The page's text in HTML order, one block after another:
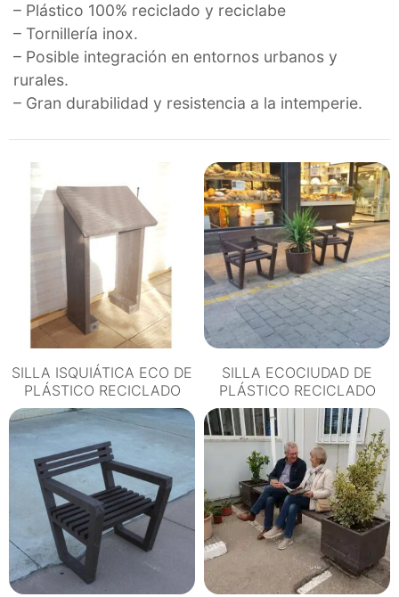
– Plástico 100% reciclado y reciclabe
– Tornillería inox.
– Posible integración en entornos urbanos y
rurales.
– Gran durabilidad y resistencia a la intemperie.
SILLA ISQUIÁTICA ECO DE
PLÁSTICO RECICLADO
SILLA ECOCIUDAD DE
PLÁSTICO RECICLADO